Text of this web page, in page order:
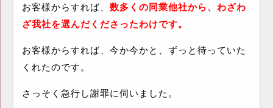
お客様からすれば、 数多くの同業他社から、わざわ
ざ我社を選んだくださったわけです。
お客様からすれば、今か今かと、ずっと待っていた
くれたのです。
さっそく急行し謝罪に伺いました。